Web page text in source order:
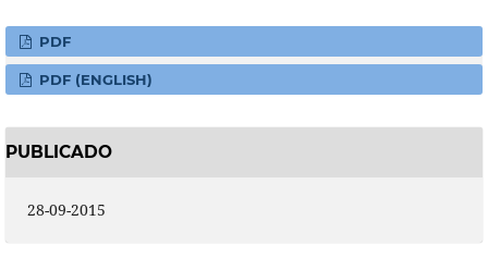
PDF
PDF (ENGLISH)
PUBLICADO
28-09-2015